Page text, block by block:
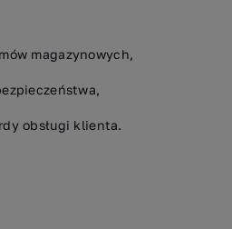
magazynowych,
obsługi klienta.